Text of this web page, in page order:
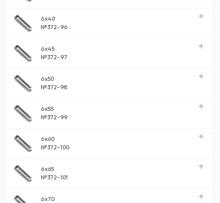
6x40
№372-96
6x45
№372-97
6x50
№372-98
6x55
№372-99
6x60
№372-100
6x65
№372-101
6x70